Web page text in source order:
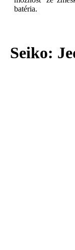
batéria.
Seiko: